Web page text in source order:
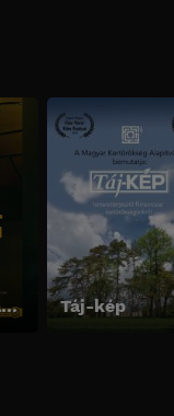
A nemzet aranyai sorozat - A teljes változat Táj-kép